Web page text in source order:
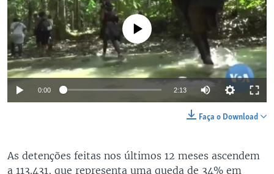
No media source currently available
0:00 2:13
Faça o Download
As detenções feitas nos últimos 12 meses ascendem
a 113.431, que representa uma queda de 34% em